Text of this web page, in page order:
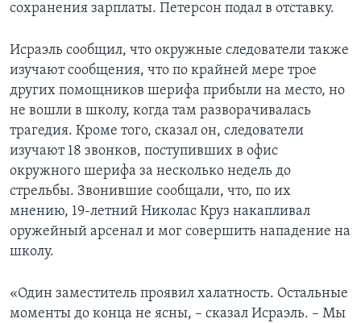
сохранения зарплаты. Петерсон подал в отставку.
Исраэль сообщил, что окружные следователи также
изучают сообщения, что по крайней мере трое
других помощников шерифа прибыли на место, но
не вошли в школу, когда там разворачивалась
трагедия. Кроме того, сказал он, следователи
изучают 18 звонков, поступивших в офис
окружного шерифа за несколько недель до
стрельбы. Звонившие сообщали, что, по их
мнению, 19-летний Николас Круз накапливал
оружейный арсенал и мог совершить нападение на
школу.
«Один заместитель проявил халатность. Остальные
моменты до конца не ясны, – сказал Исраэль. – Мы